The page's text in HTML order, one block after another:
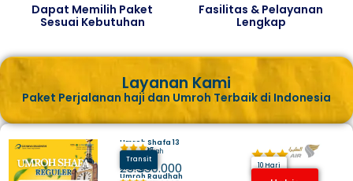
Dapat Memilih Paket
Sesuai Kebutuhan
Fasilitas & Pelayanan
Lengkap
Layanan Kami
Paket Perjalanan haji dan Umroh Terbaik di Indonesia
Umroh Shafa 13
Juli 2025
Hotel Makkah
Transit
Harga
25.350.000
Umroh Raudhah
Madinah
10 Hari